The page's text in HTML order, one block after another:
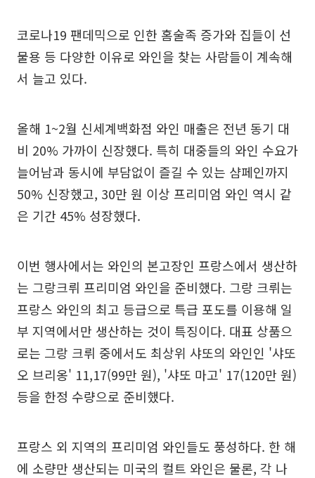
코로나19 팬데믹으로 인한 홈술족 증가와 집들이 선
물용 등 다양한 이유로 와인을 찾는 사람들이 계속해
서 늘고 있다.
올해 1~2월 신세계백화점 와인 매출은 전년 동기 대
비 20% 가까이 신장했다. 특히 대중들의 와인 수요가
늘어남과 동시에 부담없이 즐길 수 있는 샴페인까지
50% 신장했고, 30만 원 이상 프리미엄 와인 역시 같
은 기간 45% 성장했다.
이번 행사에서는 와인의 본고장인 프랑스에서 생산하
는 그랑크뤼 프리미엄 와인을 준비했다. 그랑 크뤼는
프랑스 와인의 최고 등급으로 특급 포도를 이용해 일
부 지역에서만 생산하는 것이 특징이다. 대표 상품으
로는 그랑 크뤼 중에서도 최상위 샤또의 와인인 '샤또
오 브리옹' 11,17(99만 원), '샤또 마고' 17(120만 원)
등을 한정 수량으로 준비했다.
프랑스 외 지역의 프리미엄 와인들도 풍성하다. 한 해
에 소량만 생산되는 미국의 컬트 와인은 물론, 각 나